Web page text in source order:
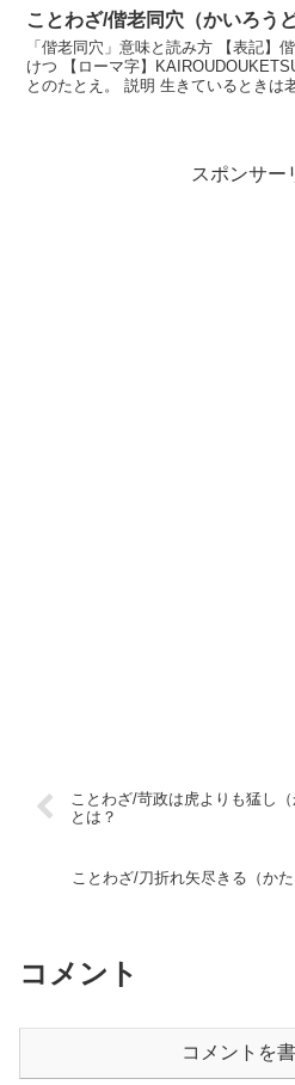
ことわざ/偕老同穴（かいろう
「偕老同穴」意味と読み方 【表記】偕老同穴 【読み】かいろうどう
けつ 【ローマ字】KAIROUDOUKETSU 【意味】 夫婦の仲がよい
とのたとえ。 説明 生きているときは老いを共にし、死後は同じ墓の
スポンサー
ことわざ/苛政は虎よりも猛し
とは？
ことわざ/刀折れ矢尽きる（か
コメント
コメントを